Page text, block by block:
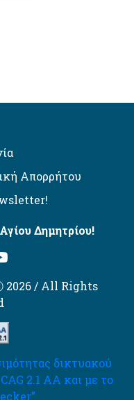
Απορρήτου
Δημητρίου!
2026 / All Rights
δικτυακού
2.1 AA και με το